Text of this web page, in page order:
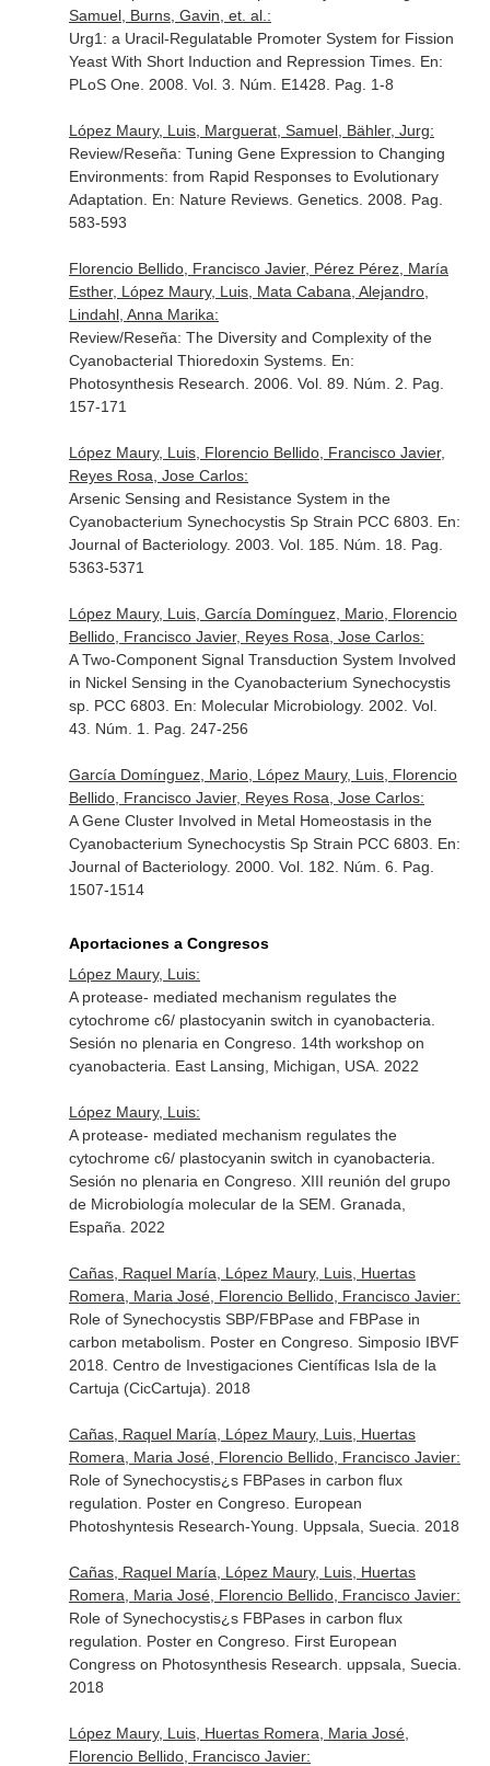
Samuel, Burns, Gavin, et. al.:
Urg1: a Uracil-Regulatable Promoter System for Fission
Yeast With Short Induction and Repression Times. En:
PLoS One. 2008. Vol. 3. Núm. E1428. Pag. 1-8
López Maury, Luis, Marguerat, Samuel, Bähler, Jurg:
Review/Reseña: Tuning Gene Expression to Changing
Environments: from Rapid Responses to Evolutionary
Adaptation. En: Nature Reviews. Genetics. 2008. Pag.
583-593
Florencio Bellido, Francisco Javier, Pérez Pérez, María
Esther, López Maury, Luis, Mata Cabana, Alejandro,
Lindahl, Anna Marika:
Review/Reseña: The Diversity and Complexity of the
Cyanobacterial Thioredoxin Systems. En:
Photosynthesis Research . 2006. Vol. 89. Núm. 2. Pag.
157-171
López Maury, Luis, Florencio Bellido, Francisco Javier,
Reyes Rosa, Jose Carlos:
Arsenic Sensing and Resistance System in the
Cyanobacterium Synechocystis Sp Strain PCC 6803. En:
Journal of Bacteriology. 2003. Vol. 185. Núm. 18. Pag.
5363-5371
López Maury, Luis, García Domínguez, Mario, Florencio
Bellido, Francisco Javier, Reyes Rosa, Jose Carlos:
A Two-Component Signal Transduction System Involved
in Nickel Sensing in the Cyanobacterium Synechocystis
sp. PCC 6803. En: Molecular Microbiology. 2002. Vol.
43. Núm. 1. Pag. 247-256
García Domínguez, Mario, López Maury, Luis, Florencio
Bellido, Francisco Javier, Reyes Rosa, Jose Carlos:
A Gene Cluster Involved in Metal Homeostasis in the
Cyanobacterium Synechocystis Sp Strain PCC 6803. En:
Journal of Bacteriology. 2000. Vol. 182. Núm. 6. Pag.
1507-1514
Aportaciones a Congresos
López Maury, Luis:
A protease- mediated mechanism regulates the
cytochrome c6/ plastocyanin switch in cyanobacteria.
Sesión no plenaria en Congreso. 14th workshop on
cyanobacteria. East Lansing, Michigan, USA. 2022
López Maury, Luis:
A protease- mediated mechanism regulates the
cytochrome c6/ plastocyanin switch in cyanobacteria.
Sesión no plenaria en Congreso. XIII reunión del grupo
de Microbiología molecular de la SEM. Granada,
España. 2022
Cañas, Raquel María, López Maury, Luis, Huertas
Romera, Maria José, Florencio Bellido, Francisco Javier:
Role of Synechocystis SBP/FBPase and FBPase in
carbon metabolism. Poster en Congreso. Simposio IBVF
2018. Centro de Investigaciones Científicas Isla de la
Cartuja (CicCartuja). 2018
Cañas, Raquel María, López Maury, Luis, Huertas
Romera, Maria José, Florencio Bellido, Francisco Javier:
Role of Synechocystis¿s FBPases in carbon flux
regulation. Poster en Congreso. European
Photoshyntesis Research-Young. Uppsala, Suecia. 2018
Cañas, Raquel María, López Maury, Luis, Huertas
Romera, Maria José, Florencio Bellido, Francisco Javier:
Role of Synechocystis¿s FBPases in carbon flux
regulation. Poster en Congreso. First European
Congress on Photosynthesis Research. uppsala, Suecia.
2018
López Maury, Luis, Huertas Romera, Maria José,
Florencio Bellido, Francisco Javier: